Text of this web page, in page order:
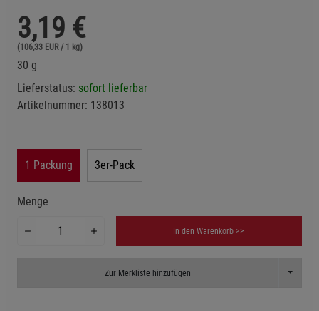
3,19 €
(106,33 EUR / 1 kg)
30 g
Lieferstatus: sofort lieferbar
Artikelnummer: 138013
1 Packung 3er-Pack
Menge
In den Warenkorb >>
Zur Merkliste hinzufügen Toggle